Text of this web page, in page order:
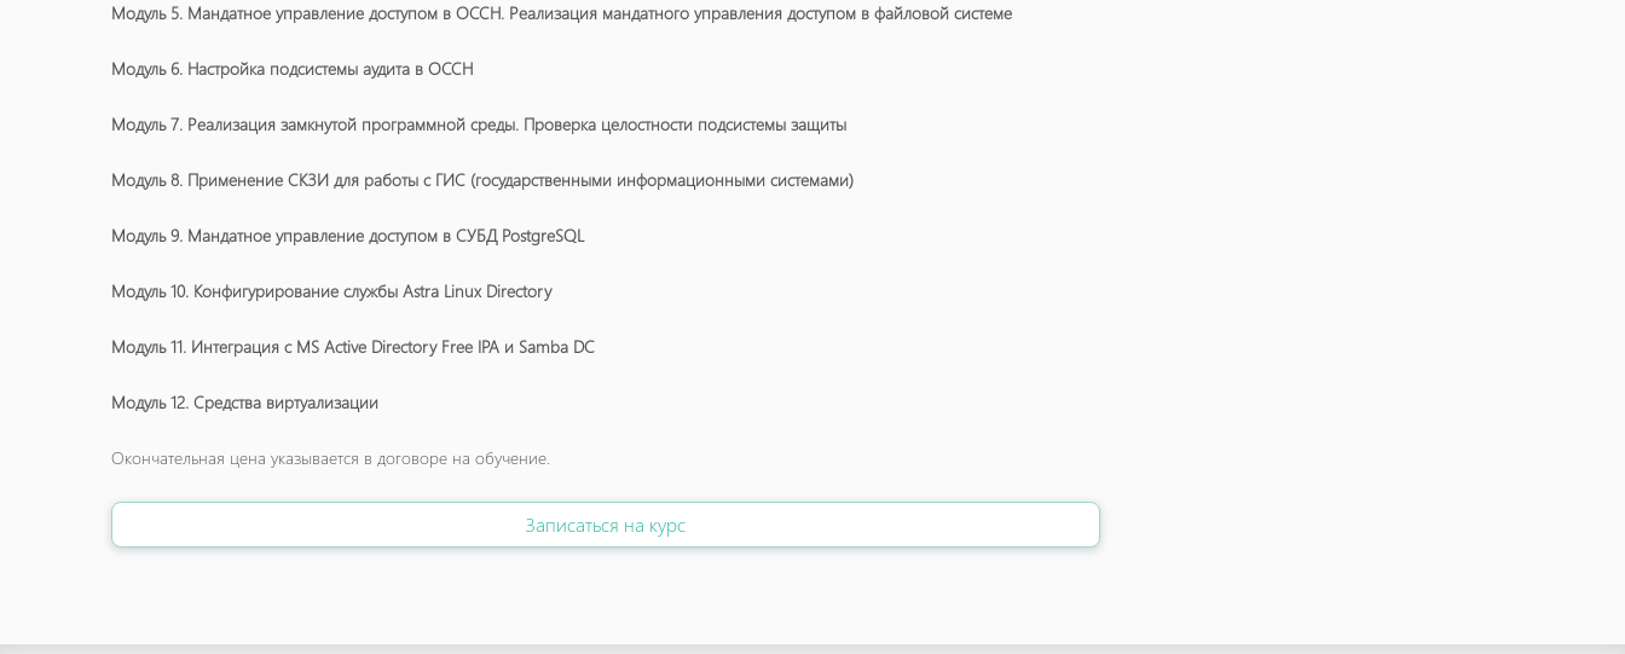
Модуль 5. Мандатное управление доступом в ОССН. Реализация мандатного управления доступом в файловой системе
Модуль 6. Настройка подсистемы аудита в ОССН
Модуль 7. Реализация замкнутой программной среды. Проверка целостности подсистемы защиты
Модуль 8. Применение СКЗИ для работы с ГИС (государственными информационными системами)
Модуль 9. Мандатное управление доступом в СУБД PostgreSQL
Модуль 10. Конфигурирование службы Astra Linux Directory
Модуль 11. Интеграция с MS Active Directory Free IPA и Samba DC
Модуль 12. Средства виртуализации
Окончательная цена указывается в договоре на обучение.
Записаться на курс